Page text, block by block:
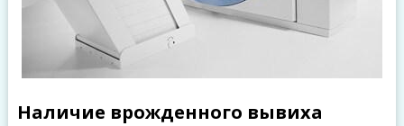
Наличие врожденного вывиха